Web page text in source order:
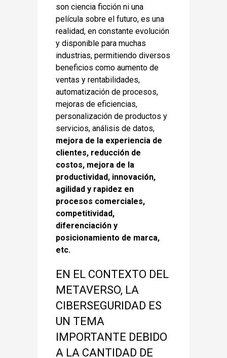
son ciencia ficción ni una
película sobre el futuro, es una
realidad, en constante evolución
y disponible para muchas
industrias, permitiendo diversos
beneficios como aumento de
ventas y rentabilidades,
automatización de procesos,
mejoras de eficiencias,
personalización de productos y
servicios, análisis de datos,
mejora de la experiencia de
clientes, reducción de
costos, mejora de la
productividad, innovación,
agilidad y rapidez en
procesos comerciales,
competitividad,
diferenciación y
posicionamiento de marca,
etc.
EN EL CONTEXTO DEL
METAVERSO, LA
CIBERSEGURIDAD ES
UN TEMA
IMPORTANTE DEBIDO
A LA CANTIDAD DE